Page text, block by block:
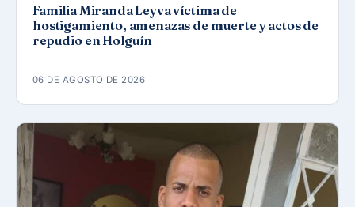
Familia Miranda Leyva víctima de
hostigamiento, amenazas de muerte y actos de
repudio en Holguín
06 DE AGOSTO DE 2026